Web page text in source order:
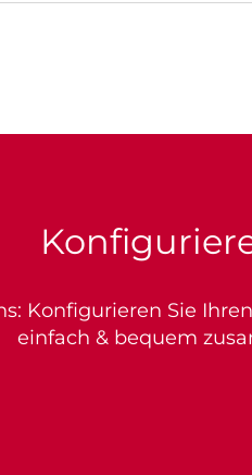
Konfigurieren Sie
einfach & bequem